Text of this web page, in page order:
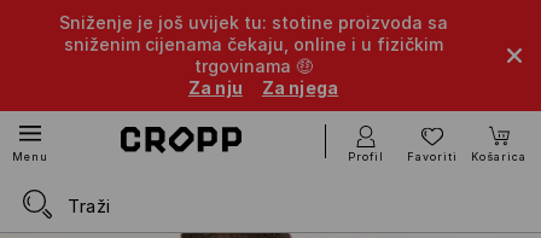
Sniženje je još uvijek tu: stotine proizvoda sa
sniženim cijenama čekaju, online i u fizičkim
trgovinama 🤑
Za nju
Za njega
Menu Profil Favoriti Košarica